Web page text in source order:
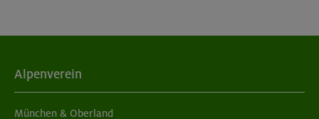
Alpenverein
München & Oberland